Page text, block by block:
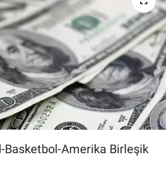
Basketbol-Amerika Birleşik